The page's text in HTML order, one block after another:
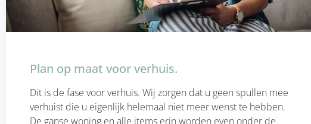
Plan op maat voor verhuis.
Dit is de fase voor verhuis. Wij zorgen dat u geen spullen mee
verhuist die u eigenlijk helemaal niet meer wenst te hebben.
De ganse woning en alle items erin worden even onder de